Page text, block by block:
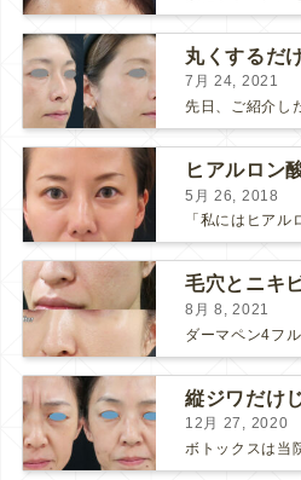
7月 24, 2021
5月 26, 2018
8月 8, 2021
12月 27, 2020